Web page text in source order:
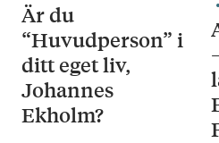
Är du
“Huvudperson” i
ditt eget liv,
Johannes
Ekholm?